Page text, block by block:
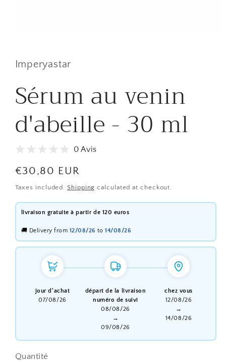
modal
Imperyastar
Sérum au venin
d'abeille - 30 ml
0 Avis
Regular
price
€30,80 EUR
Taxes included. Shipping calculated at checkout.
livraison gratuite à partir de 120 euros
🚚 Delivery from 12/08/26 to14/08/26
jour d'achat
07/08/26
départ de la livraison
numéro de suivi
08/08/26
→
09/08/26
chez vous
12/08/26
→
14/08/26
Quantité